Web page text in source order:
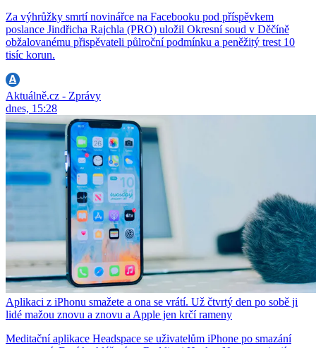
Za výhrůžky smrtí novinářce na Facebooku pod příspěvkem
poslance Jindřicha Rajchla (PRO) uložil Okresní soud v Děčíně
obžalovanému přispěvateli půlroční podmínku a peněžitý trest 10
tisíc korun.
Aktuálně.cz - Zprávy
dnes, 15:28
Aplikaci z iPhonu smažete a ona se vrátí. Už čtvrtý den po sobě ji
lidé mažou znovu a znovu a Apple jen krčí rameny
Meditační aplikace Headspace se uživatelům iPhone po smazání